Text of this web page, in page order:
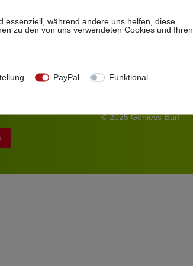
Folgen Sie uns
© 2025 Geniess-Bar!
essenziell, während andere uns helfen, diese
zu den von uns verwendeten Cookies und Ihren
PayPal
Funktional